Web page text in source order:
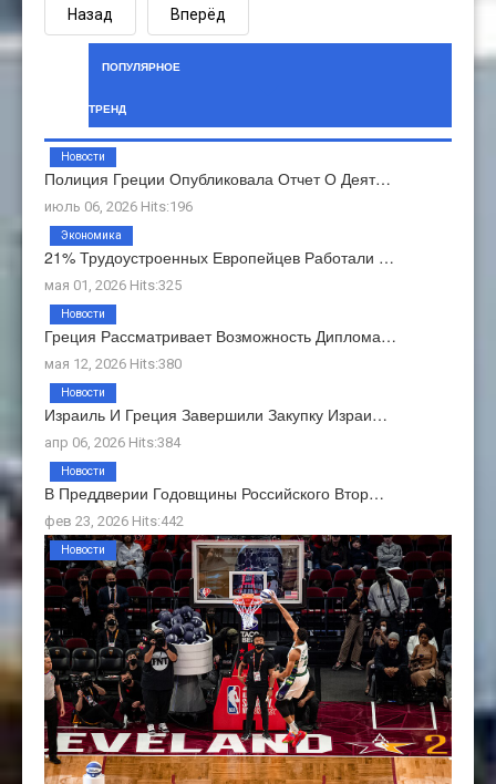
Назад Вперёд
ПОПУЛЯРНОЕ
ТРЕНД
Полиция Греции Опубликовала Отчет О Деят…
июль 06, 2026 Hits:196
Новости
21% Трудоустроенных Европейцев Работали …
мая 01, 2026 Hits:325
Экономика
Греция Рассматривает Возможность Диплома…
мая 12, 2026 Hits:380
Новости
Израиль И Греция Завершили Закупку Израи…
апр 06, 2026 Hits:384
Новости
В Преддверии Годовщины Российского Втор…
фев 23, 2026 Hits:442
Новости
Новости